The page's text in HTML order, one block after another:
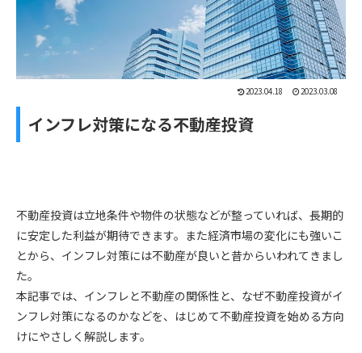
2023.04.18 2023.03.08
インフレ対策になる不動産投資
不動産投資は立地条件や物件の状態などが整っていれば、長期的
に安定した利益が期待できます。また経済市場の変化にも強いこ
とから、インフレ対策には不動産が良いと昔からいわれてきまし
た。
本記事では、インフレと不動産の関係性と、なぜ不動産投資がイ
ンフレ対策になるのかなどを、はじめて不動産投資を始める方向
けにやさしく解説します。